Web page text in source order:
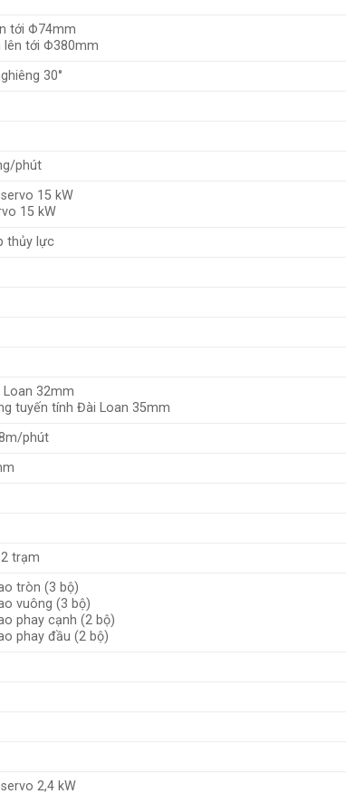
tới Φ74mm
lên tới Φ380mm
30°
phút
15 kW
15 kW
thủy lực
32mm
tuyến tính Đài Loan 35mm
phút
trạm
tròn (3 bộ)
vuông (3 bộ)
phay cạnh (2 bộ)
phay đầu (2 bộ)
2,4 kW